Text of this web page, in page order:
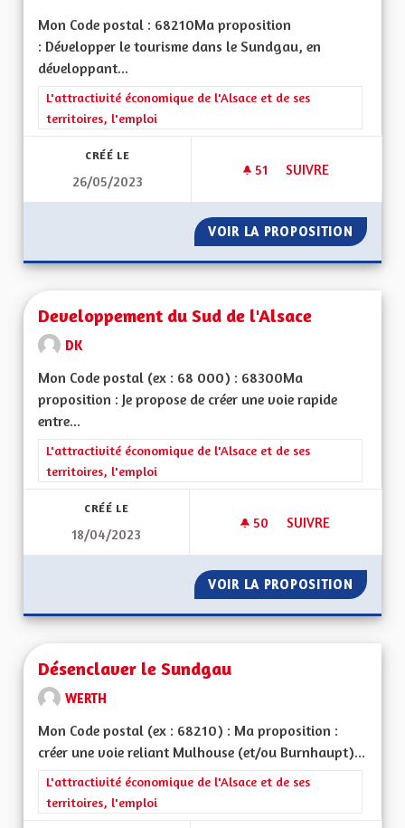
Mon Code postal : 68210Ma proposition
: Développer le tourisme dans le Sundgau, en
développant...
Filtrer les résultats de la catégorie : L'attractivité
L'attractivité économique de l'Alsace et de ses
territoires, l'emploi
CRÉÉ LE
26/05/2023
51 51 ABONNÉS
SUIVRE
VOIR LA PROPOSITION
Developpement du Sud de l'Alsace
DK
Mon Code postal (ex : 68 000) : 68300Ma
proposition : Je propose de créer une voie rapide
entre...
Filtrer les résultats de la catégorie : L'attractivité
L'attractivité économique de l'Alsace et de ses
territoires, l'emploi
CRÉÉ LE
18/04/2023
50 50 ABONNÉS
SUIVRE
VOIR LA PROPOSITION
Désenclaver le Sundgau
WERTH
Mon Code postal (ex : 68210) : Ma proposition :
créer une voie reliant Mulhouse (et/ou Burnhaupt)...
Filtrer les résultats de la catégorie : L'attractivité
L'attractivité économique de l'Alsace et de ses
territoires, l'emploi